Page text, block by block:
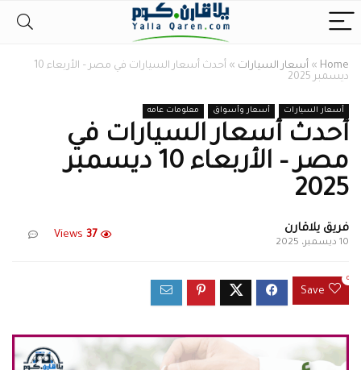
Home
» أسعار السيارات »
أحدث أسعار السيارات في مصر – الأربعاء 10
ديسمبر 2025
أسعار السيارات أسعار وأسواق معلومات عامه
أحدث أسعار السيارات في
مصر – الأربعاء 10 ديسمبر
2025
فريق يلاقارن
10 ديسمبر، 2025
37
Save
0